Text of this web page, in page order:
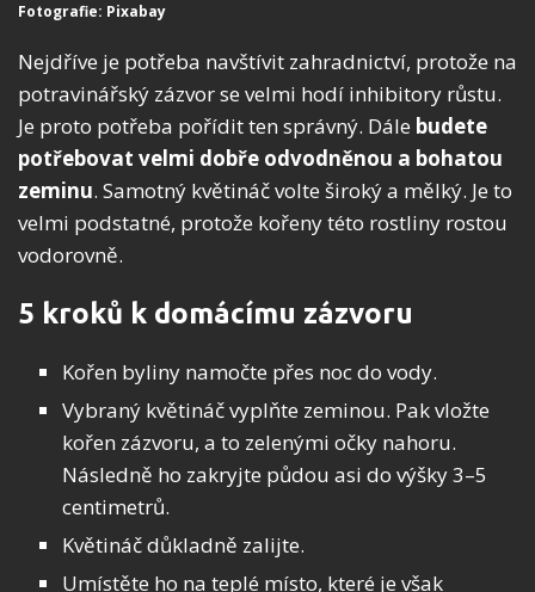
Fotografie: Pixabay
Nejdříve je potřeba navštívit zahradnictví, protože na
potravinářský zázvor se velmi hodí inhibitory růstu.
Je proto potřeba pořídit ten správný. Dále budete
potřebovat velmi dobře odvodněnou a bohatou
zeminu. Samotný květináč volte široký a mělký. Je to
velmi podstatné, protože kořeny této rostliny rostou
vodorovně.
5 kroků k domácímu zázvoru
Kořen byliny namočte přes noc do vody.
Vybraný květináč vyplňte zeminou. Pak vložte
kořen zázvoru, a to zelenými očky nahoru.
Následně ho zakryjte půdou asi do výšky 3–5
centimetrů.
Květináč důkladně zalijte.
Umístěte ho na teplé místo, které je však